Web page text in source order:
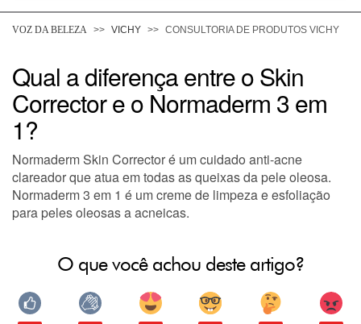
DESODORANTE
DERMACLUB
VOZ DA BELEZA VICHY CONSULTORIA DE PRODUTOS VICHY
Qual a diferença entre o Skin
Corrector e o Normaderm 3 em
1?
Normaderm Skin Corrector é um cuidado anti-acne
clareador que atua em todas as queixas da pele oleosa.
Normaderm 3 em 1 é um creme de limpeza e esfoliação
para peles oleosas a acneicas.
O que você achou deste artigo?